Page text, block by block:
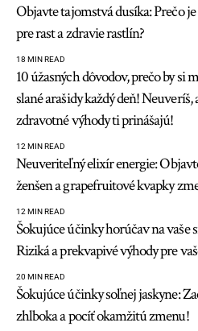
Objavte tajomstvá dusíka: Prečo
pre rast a zdravie rastlín?
18 MIN READ
10 úžasných dôvodov, prečo by si
slané arašidy každý deň! Neuveríš,
zdravotné výhody ti prinášajú!
12 MIN READ
Neuveriteľný elixír energie:
ženšen a grapefruitové kvapky
12 MIN READ
Šokujúce účinky horúčav na vaše
Riziká a prekvapivé výhody pre
20 MIN READ
Šokujúce účinky soľnej jaskyne:
zhlboka a pocíť okamžitú zmenu!